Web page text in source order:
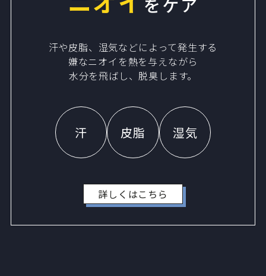
汗や皮脂、湿気などによって発生する
嫌なニオイを熱を与えながら
水分を飛ばし、脱臭します。
汗 皮脂 湿気
詳しくはこちら